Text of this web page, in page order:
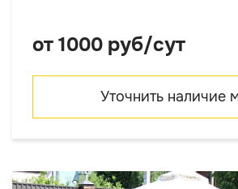
от 1000 руб/сут
Уточнить наличие